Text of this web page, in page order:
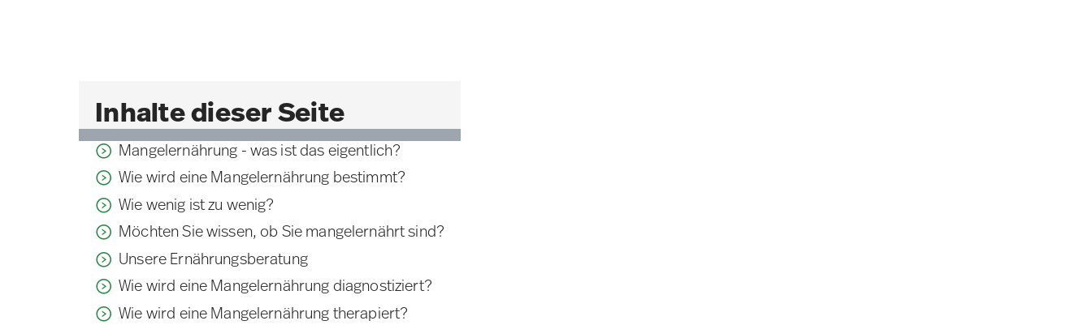
Inhalte dieser Seite
Mangelernährung - was ist das eigentlich?
Wie wird eine Mangelernährung bestimmt?
Wie wenig ist zu wenig?
Möchten Sie wissen, ob Sie mangelernährt sind?
Unsere Ernährungsberatung
Wie wird eine Mangelernährung diagnostiziert?
Wie wird eine Mangelernährung therapiert?